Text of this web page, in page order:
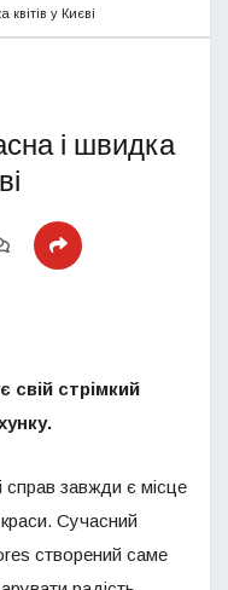
у Києві
і швидка
свій стрімкий
справ завжди є місце
Сучасний
створений саме